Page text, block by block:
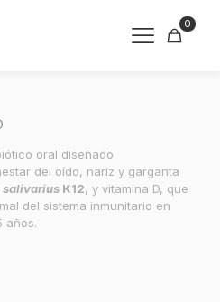
0
oral diseñado
del oído, nariz y garganta
salivarius K12, y vitamina D, que
del sistema inmunitario en
años.